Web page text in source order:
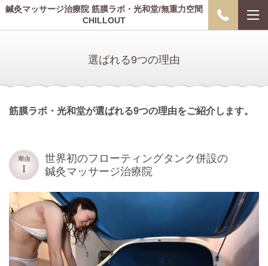
鍼灸マッサージ治療院 筋膜ラボ・光和堂/無重力空間
CHILLOUT
選ばれる9つの理由
筋膜ラボ・光和堂が選ばれる9つの理由をご紹介します。
世界初のフローティングタンク併設の
鍼灸マッサージ治療院